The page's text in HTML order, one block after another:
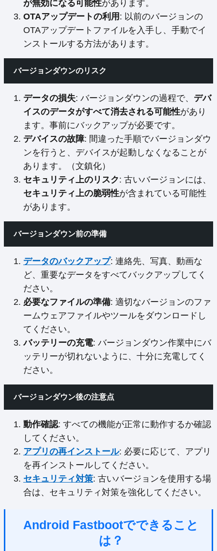
が無効になる可能性があります。
OTAアップデートの利用 : 以前のバージョンの
OTAアップデートファイルを入手し、手動でイ
ンストールする方法があります。
バージョンダウンのリスク
データの損失: バージョンダウンの過程で、 デバ
イスのデータがすべて消去される可能性があり
ます。事前にバックアップが必要です。
デバイスの故障: 間違った手順でバージョンダウ
ンを行うと、デバイスが起動しなくなることが
あります。（文鎮化）
セキュリティ上のリスク: 古いバージョンには、
セキュリティ上の脆弱性が含まれている可能性
があります。
バージョンダウン前の準備
データのバックアップ: 連絡先、写真、動画な
ど、重要なデータをすべてバックアップしてく
ださい。
必要なファイルの準備: 適切なバージョンのファ
ームウェアファイルやツールをダウンロードし
てください。
バッテリーの充電: バージョンダウン作業中にバ
ッテリーが切れないように、十分に充電してく
ださい。
バージョンダウン後の注意点
動作確認: すべての機能が正常に動作するか確認
してください。
アプリの再インストール: 必要に応じて、アプリ
を再インストールしてください。
セキュリティ対策: 古いバージョンを使用する場
合は、セキュリティ対策を強化してください。
Android Fastbootでできること
は？